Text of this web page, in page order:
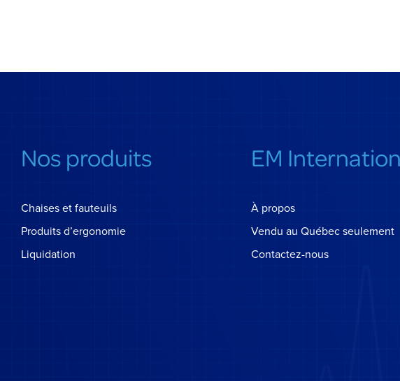
Nos produits
Chaises et fauteuils
Produits d’ergonomie
Liquidation
EM
À propos
Vendu au Québec seulement
Contactez-nous